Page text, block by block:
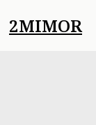
2MIMOR